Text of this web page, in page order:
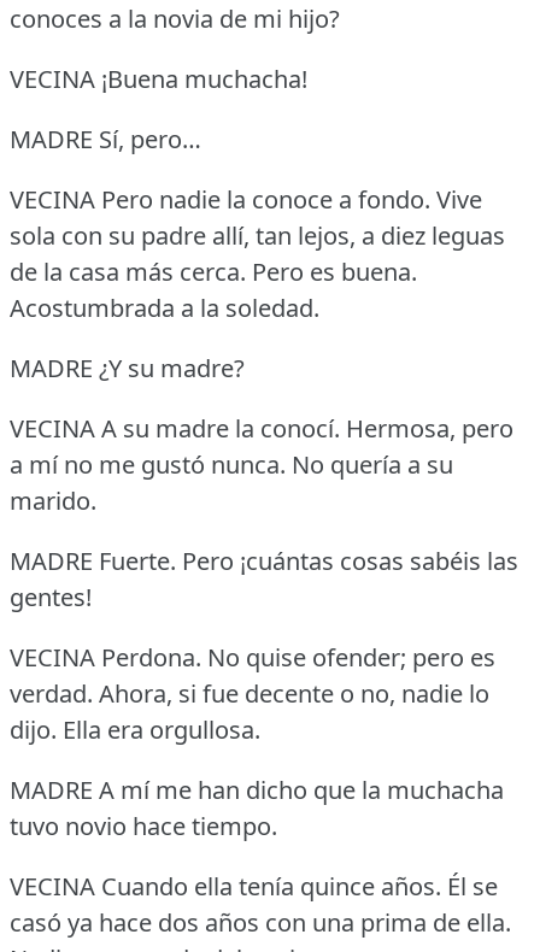
conoces a la novia de mi hijo?
VECINA ¡Buena muchacha!
MADRE Sí, pero…
VECINA Pero nadie la conoce a fondo. Vive
sola con su padre allí, tan lejos, a diez leguas
de la casa más cerca. Pero es buena.
Acostumbrada a la soledad.
MADRE ¿Y su madre?
VECINA A su madre la conocí. Hermosa, pero
a mí no me gustó nunca. No quería a su
marido.
MADRE Fuerte. Pero ¡cuántas cosas sabéis las
gentes!
VECINA Perdona. No quise ofender; pero es
verdad. Ahora, si fue decente o no, nadie lo
dijo. Ella era orgullosa.
MADRE A mí me han dicho que la muchacha
tuvo novio hace tiempo.
VECINA Cuando ella tenía quince años. Él se
casó ya hace dos años con una prima de ella.